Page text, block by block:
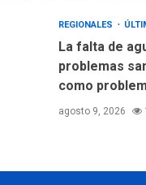
REGIONALES
La falta de
problemas
como
agosto 9, 2026